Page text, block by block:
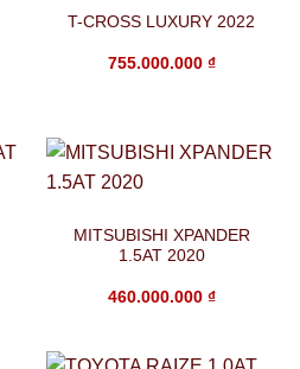
T-CROSS LUXURY 2022
755.000.000 ₫
MITSUBISHI XPANDER
1.5AT 2020
460.000.000 ₫